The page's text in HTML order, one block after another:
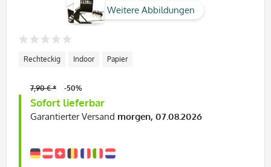
Weitere Abbildungen
Rechteckig Indoor Papier
Sofort lieferbar
Garantierter Versand morgen, 07.08.2026
7,90 € * -50%